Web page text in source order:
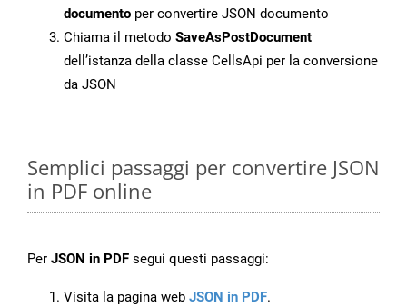
documento per convertire JSON documento
Chiama il metodo SaveAsPostDocument
dell’istanza della classe CellsApi per la conversione
da JSON
Semplici passaggi per convertire JSON
in PDF online
Per JSON in PDF segui questi passaggi:
Visita la pagina web JSON in PDF.